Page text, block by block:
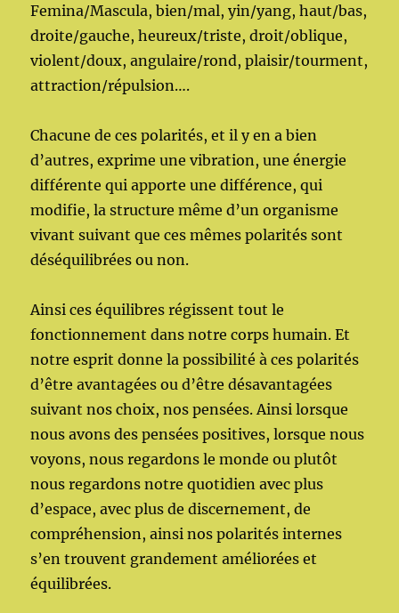
Femina/Mascula, bien/mal, yin/yang, haut/bas,
droite/gauche, heureux/triste, droit/oblique,
violent/doux, angulaire/rond, plaisir/tourment,
attraction/répulsion….
Chacune de ces polarités, et il y en a bien
d’autres, exprime une vibration, une énergie
différente qui apporte une différence, qui
modifie, la structure même d’un organisme
vivant suivant que ces mêmes polarités sont
déséquilibrées ou non.
Ainsi ces équilibres régissent tout le
fonctionnement dans notre corps humain. Et
notre esprit donne la possibilité à ces polarités
d’être avantagées ou d’être désavantagées
suivant nos choix, nos pensées. Ainsi lorsque
nous avons des pensées positives, lorsque nous
voyons, nous regardons le monde ou plutôt
nous regardons notre quotidien avec plus
d’espace, avec plus de discernement, de
compréhension, ainsi nos polarités internes
s’en trouvent grandement améliorées et
équilibrées.